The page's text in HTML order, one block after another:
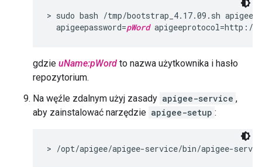
> sudo bash /tmp/bootstrap_4.17.09.sh
  apigeepassword=
pWord apigeeprotocol=http://
gdzie uName:pWord to nazwa użytkownika i hasło
repozytorium.
Na węźle zdalnym użyj zasady apigee-service ,
aby zainstalować narzędzie apigee-setup :
> /opt/apigee/apigee-service/bin/apigee-